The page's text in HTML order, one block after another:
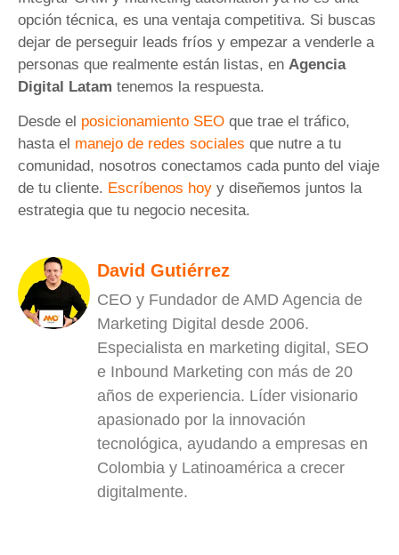
opción técnica, es una ventaja competitiva. Si buscas
dejar de perseguir leads fríos y empezar a venderle a
personas que realmente están listas, en Agencia
Digital Latam tenemos la respuesta.
Desde el posicionamiento SEO que trae el tráfico,
hasta el manejo de redes sociales que nutre a tu
comunidad, nosotros conectamos cada punto del viaje
de tu cliente. Escríbenos hoy y diseñemos juntos la
estrategia que tu negocio necesita.
David Gutiérrez
CEO y Fundador de AMD Agencia de
Marketing Digital desde 2006.
Especialista en marketing digital, SEO
e Inbound Marketing con más de 20
años de experiencia. Líder visionario
apasionado por la innovación
tecnológica, ayudando a empresas en
Colombia y Latinoamérica a crecer
digitalmente.